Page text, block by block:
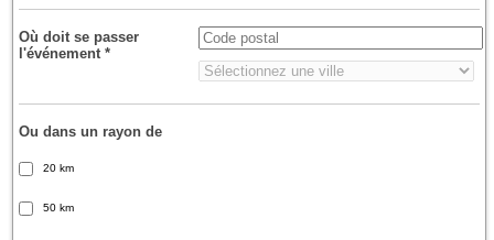
Où doit se passer
l'événement*
Ou dans un rayon de
20 km
50 km